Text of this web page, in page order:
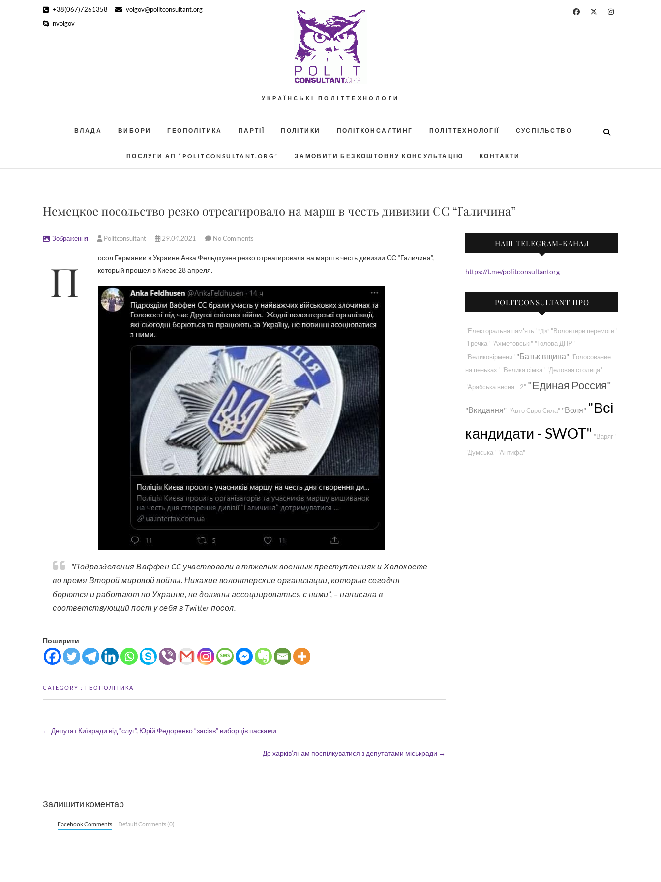
+38(067)7261358
volgov@politconsultant.org
nvolgov
УКРАЇНСЬКІ ПОЛІТТЕХНОЛОГИ
ВЛАДА ВИБОРИ ГЕОПОЛІТИКА ПАРТІЇ ПОЛІТИКИ ПОЛІТКОНСАЛТИНГ ПОЛІТТЕХНОЛОГІЇ СУСПІЛЬСТВО
ПОСЛУГИ АП “POLITCONSULTANT.ORG” ЗАМОВИТИ БЕЗКОШТОВНУ КОНСУЛЬТАЦІЮ КОНТАКТИ
Немецкое посольство резко отреагировало на марш в честь дивизии СС “Галичина”
Зображення Politconsultant 29.04.2021 No Comments
Посол Германии в Украине Анка Фельдхузен резко отреагировала на марш в честь дивизии СС “Галичина”, который прошел в Киеве 28 апреля.
“Подразделения Ваффен CC участвовали в тяжелых военных преступлениях и Холокосте
во время Второй мировой войны. Никакие волонтерские организации, которые сегодня
борются и работают по Украине, не должны ассоциироваться с ними”, – написала в
соответствующий пост у себя в Twitter посол.
Поширити
CATEGORY : ГЕОПОЛІТИКА
← Депутат Київради від “слуг”, Юрій Федоренко “засіяв” виборців пасками
Де харків’янам поспілкуватися з депутатами міськради →
Залишити коментар
Facebook Comments Default Comments (0)
НАШ TELEGRAM-КАНАЛ
https://t.me/politconsultantorg
POLITCONSULTANT ПРО
"Електоральна пам'ять" "Дія" "Волонтери перемоги"
"Гречка" "Ахметовські" "Голова ДНР"
"Великовірмени" "Батьківщина" "Голосование
на пеньках" "Велика сімка" "Деловая столица"
"Арабська весна - 2" "Единая Россия"
"Вкидання" "Авто Євро Сила" "Воля" "Всі
кандидати - SWOT" "Варяг"
"Думська" "Антифа"